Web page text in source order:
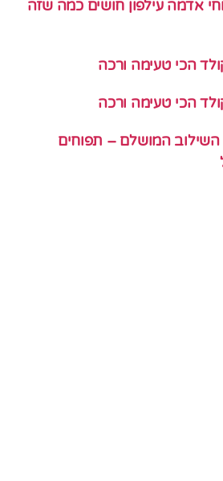
אדמה עילפון חושים כמה שזה
הכי טעימה ורכה
הכי טעימה ורכה
השילוב המושלם – תפוחים